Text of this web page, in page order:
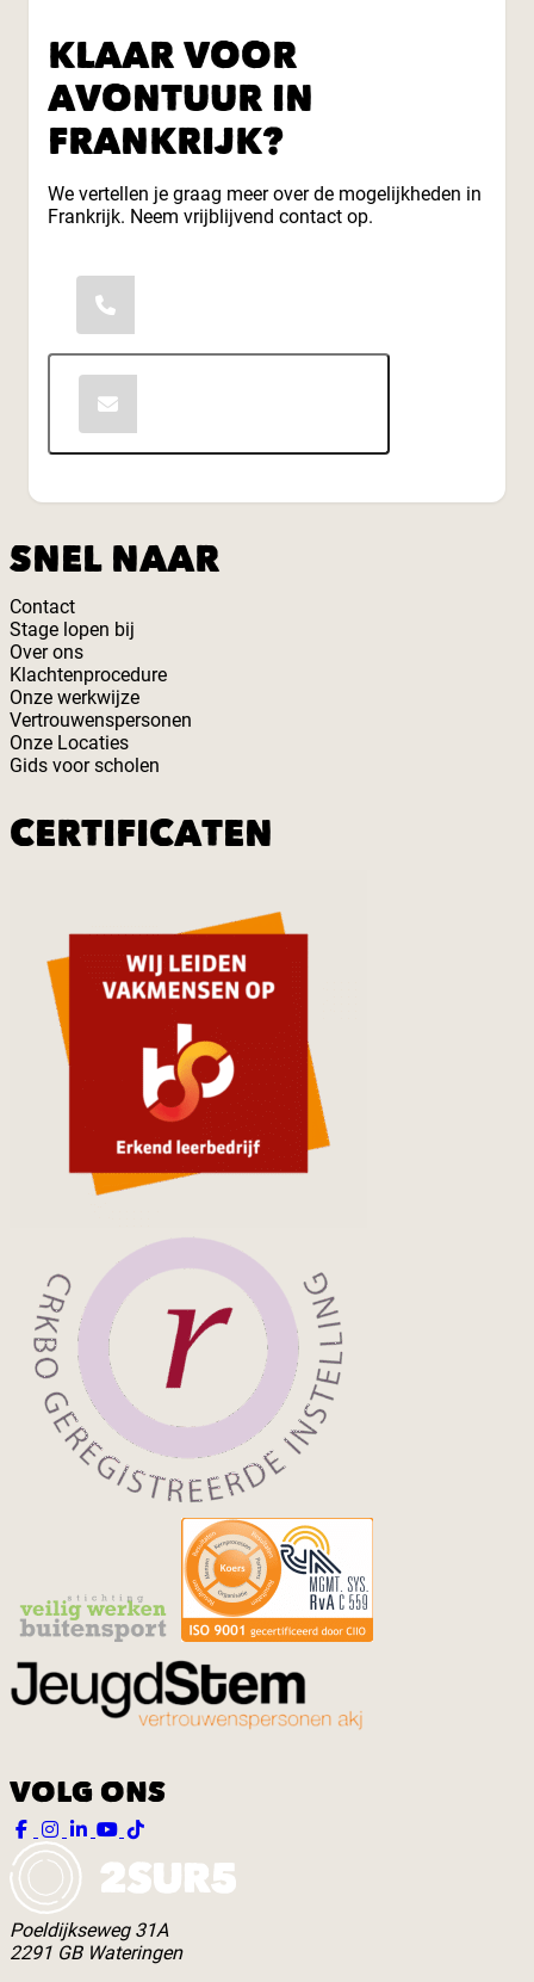
KLAAR VOOR
AVONTUUR IN
FRANKRIJK?
We vertellen je graag meer over de mogelijkheden in
Frankrijk. Neem vrijblijvend contact op.
SNEL NAAR
Contact
Stage lopen bij
Over ons
Klachtenprocedure
Onze werkwijze
Vertrouwenspersonen
Onze Locaties
Gids voor scholen
CERTIFICATEN
VOLG ONS
Poeldijkseweg 31A
2291 GB Wateringen